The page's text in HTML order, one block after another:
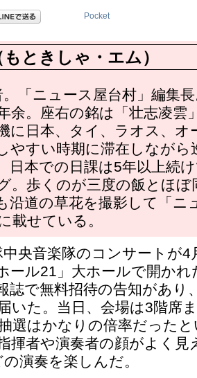
Pocket
ときしゃ・エム）
。「ニュース屋台村」編集
余。座右の銘は「壮志凌雲
に日本、タイ、ラオス、オ
やすい時期に滞在しながら
日本での日課は5年以上続
。歩くのが三度の飯とほ
沿道の草花を撮影して「ニ
載せている。
中央音楽隊のコンサートが4
ール21」大ホールで開か
誌で無料招待の告知があり
いた。当日、会場は3階席
選はかなりの倍率だった
揮者や演奏者の顔がよく見
演奏を楽しんだ。